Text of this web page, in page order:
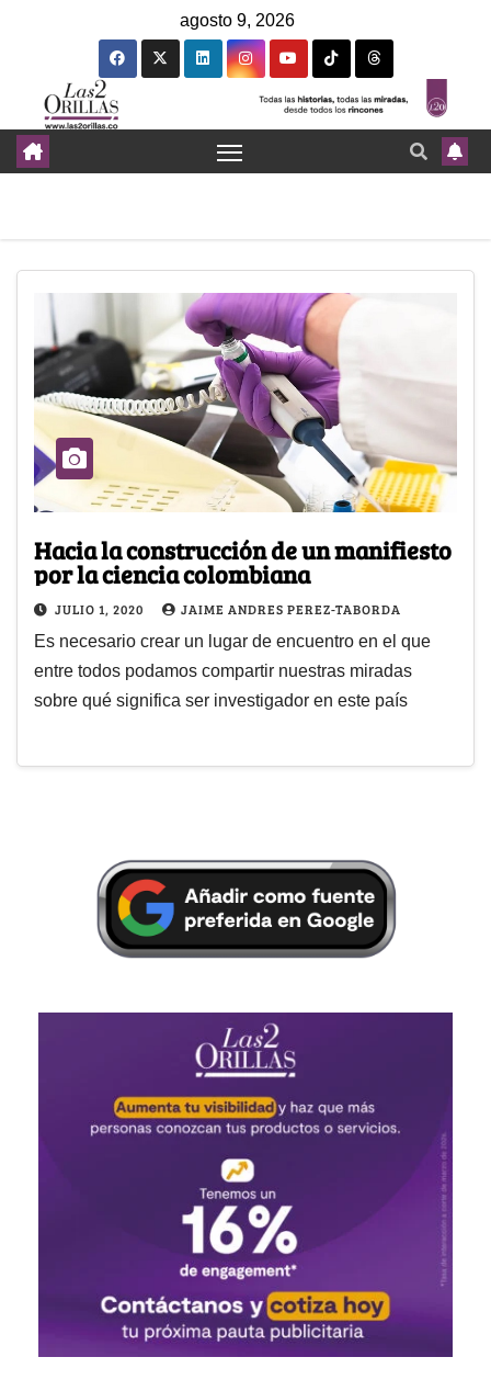
agosto 9, 2026
Hacia la construcción de un manifiesto
por la ciencia colombiana
JULIO 1, 2020 JAIME ANDRES PEREZ-TABORDA
Es necesario crear un lugar de encuentro en el que
entre todos podamos compartir nuestras miradas
sobre qué significa ser investigador en este país